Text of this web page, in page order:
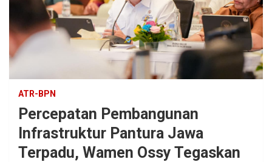
ATR-BPN
Percepatan Pembangunan
Infrastruktur Pantura Jawa
Terpadu, Wamen Ossy Tegaskan